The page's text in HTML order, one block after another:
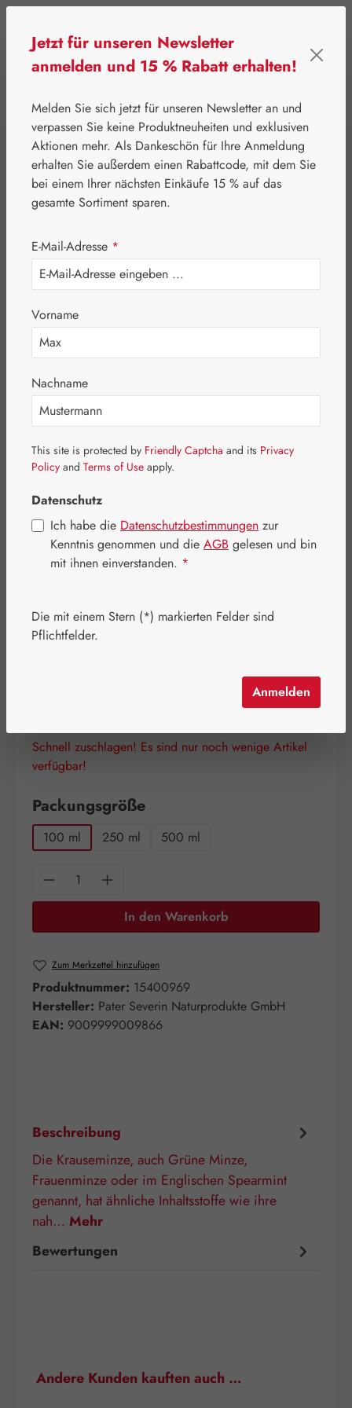
⌂
Pater Severin Naturprodukte
Aromatische Wässer
Aqua Menthae
crisp.
Bildergalerie überspringen
Schnell zuschlagen! Es sind nur noch wenige Artikel
verfügbar!
Packungsgrößeauswählen
100 ml 250 ml 500 ml
Produkt Anzahl: Gib den gewünschten
In den Warenkorb
Zum Merkzettel hinzufügen
Produktnummer: 15400969
Hersteller: Pater Severin Naturprodukte GmbH
EAN: 9009999009866
Beschreibung
Die Krauseminze, auch Grüne Minze,
Frauenminze oder im Englischen Spearmint
genannt, hat ähnliche Inhaltsstoffe wie ihre
nah… Mehr
Bewertungen
Produktgalerie überspringen
Andere Kunden kauften auch …
Jetzt für unseren Newsletter
anmelden und 15 % Rabatt erhalten!
Melden Sie sich jetzt für unseren Newsletter an und
verpassen Sie keine Produktneuheiten und exklusiven
Aktionen mehr. Als Dankeschön für Ihre Anmeldung
erhalten Sie außerdem einen Rabattcode, mit dem Sie
bei einem Ihrer nächsten Einkäufe 15 % auf das
gesamte Sortiment sparen.
E-Mail-Adresse *
Vorname
Nachname
This site is protected by Friendly Captcha and its Privacy
Policy and Terms of Use apply.
Datenschutz
Ich habe die Datenschutzbestimmungen zur
Kenntnis genommen und die AGB gelesen und bin
mit ihnen einverstanden. *
Die mit einem Stern (*) markierten Felder sind
Pflichtfelder.
Anmelden